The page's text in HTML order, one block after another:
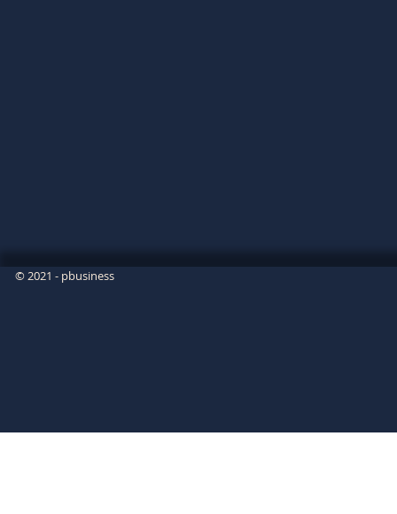
© 2021 - pbusiness